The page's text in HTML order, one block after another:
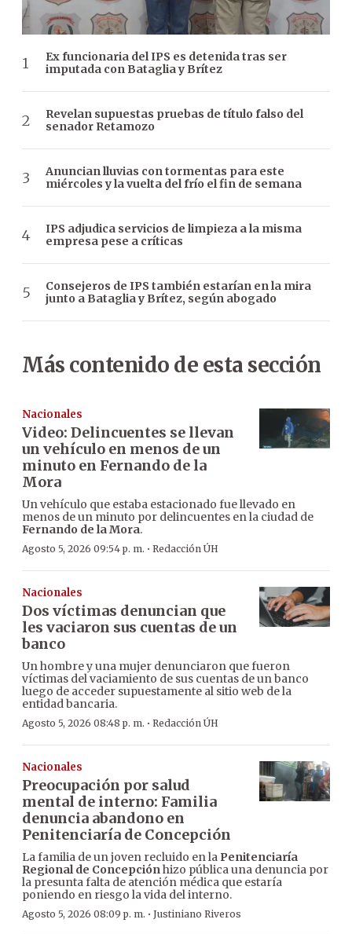
Ex funcionaria del IPS es detenida tras ser
imputada con Bataglia y Brítez
Revelan supuestas pruebas de título falso del
senador Retamozo
Anuncian lluvias con tormentas para este
miércoles y la vuelta del frío el fin de semana
IPS adjudica servicios de limpieza a la misma
empresa pese a críticas
Consejeros de IPS también estarían en la mira
junto a Bataglia y Brítez, según abogado
Más contenido de esta sección
Nacionales
Video: Delincuentes se llevan
un vehículo en menos de un
minuto en Fernando de la
Mora
Un vehículo que estaba estacionado fue llevado en
menos de un minuto por delincuentes en la ciudad de
Fernando de la Mora.
Agosto 5, 2026 09:54 p. m. · Redacción ÚH
Nacionales
Dos víctimas denuncian que
les vaciaron sus cuentas de un
banco
Un hombre y una mujer denunciaron que fueron
víctimas del vaciamiento de sus cuentas de un banco
luego de acceder supuestamente al sitio web de la
entidad bancaria.
Agosto 5, 2026 08:48 p. m. · Redacción ÚH
Nacionales
Preocupación por salud
mental de interno: Familia
denuncia abandono en
Penitenciaría de Concepción
La familia de un joven recluido en la Penitenciaría
Regional de Concepciónhizo pública una denuncia por
la presunta falta de atención médica que estaría
poniendo en riesgo la vida del interno.
Agosto 5, 2026 08:09 p. m. · Justiniano Riveros